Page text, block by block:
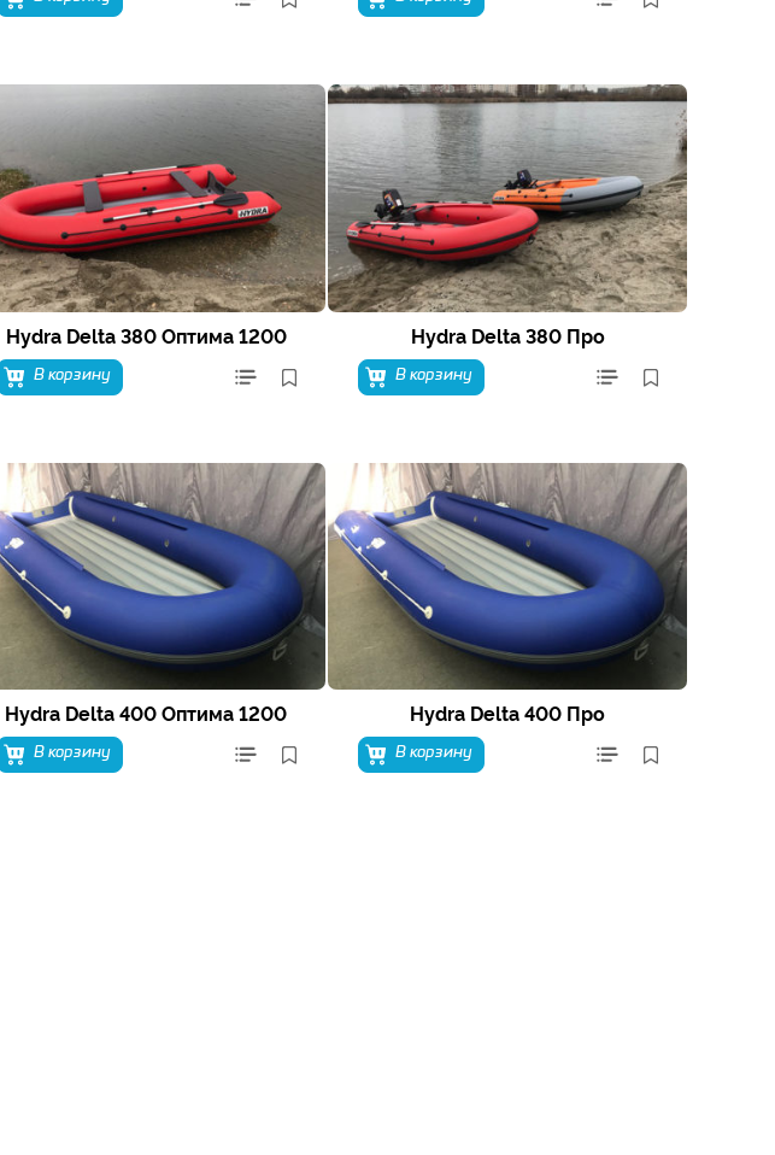
Hydra Delta 380 Оптима 1200
В корзину
Hydra Delta 380 Про
В корзину
Hydra Delta 400 Оптима 1200
В корзину
Hydra Delta 400 Про
В корзину